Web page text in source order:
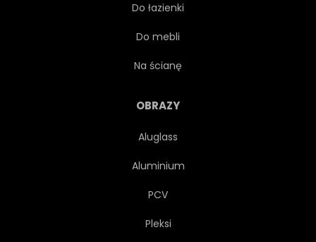
ZBUNTOWANY
SAMOCHODOWYCH
Do łazienki
Do mebli
Na ścianę
OBRAZY
Aluglass
Aluminium
PCV
Pleksi